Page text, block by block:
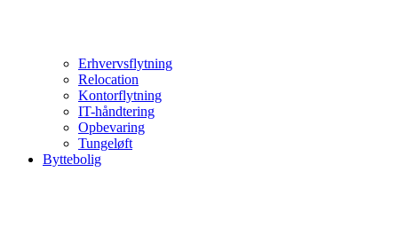
Erhvervsflytning
Relocation
Kontorflytning
IT-håndtering
Opbevaring
Tungeløft
Byttebolig